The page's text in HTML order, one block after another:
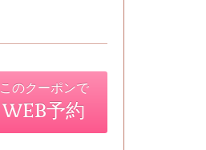
このクーポンで
WEB予約